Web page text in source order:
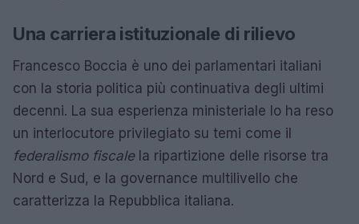
Una carriera istituzionale di rilievo
Francesco Boccia è uno dei parlamentari italiani
con la storia politica più continuativa degli ultimi
decenni. La sua esperienza ministeriale lo ha reso
un interlocutore privilegiato su temi come il
federalismo fiscalela ripartizione delle risorse tra
Nord e Sud, e la governance multilivello che
caratterizza la Repubblica italiana.